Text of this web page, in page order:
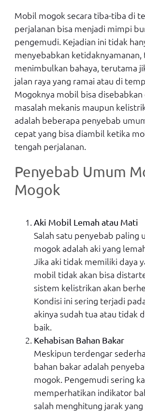
Mobil mogok secara tiba-tiba di
perjalanan bisa menjadi mimpi
pengemudi. Kejadian ini tidak
menyebabkan ketidaknyamanan,
menimbulkan bahaya, terutama
jalan raya yang ramai atau di
Mogoknya mobil bisa
masalah mekanis maupun
adalah beberapa penyebab
cepat yang bisa diambil ketika
tengah perjalanan.
Penyebab Umum
Mogok
Aki Mobil Lemah atau Mati
Salah satu penyebab paling
mogok adalah aki yang
Jika aki tidak memiliki daya
mobil tidak akan bisa
sistem kelistrikan akan
Kondisi ini sering terjadi
akinya sudah tua atau tidak
baik.
Kehabisan Bahan Bakar
Meskipun terdengar
bahan bakar adalah
mogok. Pengemudi sering
memperhatikan indikator
salah menghitung jarak